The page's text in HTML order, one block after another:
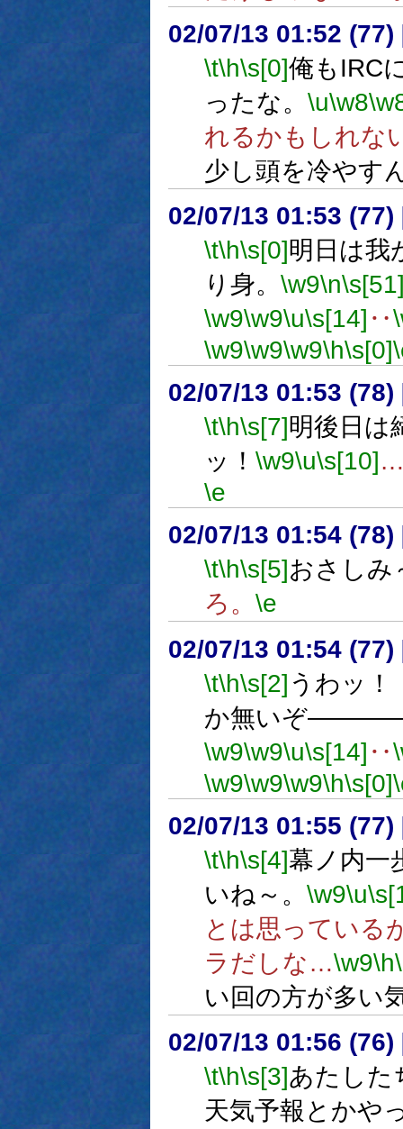
02/07/13 01:52 (77)
\t\h\s[0]俺もIRC
ったな。 \u\w8
れるかもしれな
少し頭を冷やす
02/07/13 01:53 (77)
\t\h\s[0]明日は我
り身。 \w9\n
\w9\w9\u\s[14] ‥
\w9\w9\w9\h\s[0]
02/07/13 01:53 (78)
\t\h\s[7]明後日は
ッ！ \w9\u\s[10]
\e
02/07/13 01:54 (78)
\t\h\s[5]おさしみ
ろ。 \e
02/07/13 01:54 (77)
\t\h\s[2] うわッ！
か無いぞ
\w9\w9\u\s[14] ‥
\w9\w9\w9\h\s[0]
02/07/13 01:55 (77)
\t\h\s[4]幕ノ内一
いね～。 \w9\u
とは思っている
ラだしな…\w9\h
い回の方が多い
02/07/13 01:56 (76)
\t\h\s[3]あたした
天気予報とかや